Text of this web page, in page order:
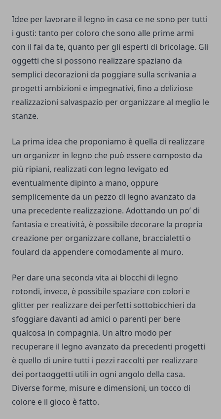
Idee per lavorare il legno in casa ce ne sono per tutti
i gusti: tanto per coloro che sono alle prime armi
con il fai da te, quanto per gli esperti di bricolage. Gli
oggetti che si possono realizzare spaziano da
semplici decorazioni da poggiare sulla scrivania a
progetti ambizioni e impegnativi, fino a deliziose
realizzazioni salvaspazio per organizzare al meglio le
stanze.
La prima idea che proponiamo è quella di realizzare
un organizer in legno che può essere composto da
più ripiani, realizzati con legno levigato ed
eventualmente dipinto a mano, oppure
semplicemente da un pezzo di legno avanzato da
una precedente realizzazione. Adottando un po’ di
fantasia e creatività, è possibile decorare la propria
creazione per organizzare collane, braccialetti o
foulard da appendere comodamente al muro.
Per dare una seconda vita ai blocchi di legno
rotondi, invece, è possibile spaziare con colori e
glitter per realizzare dei perfetti sottobicchieri da
sfoggiare davanti ad amici o parenti per bere
qualcosa in compagnia. Un altro modo per
recuperare il legno avanzato da precedenti progetti
è quello di unire tutti i pezzi raccolti per realizzare
dei portaoggetti utili in ogni angolo della casa.
Diverse forme, misure e dimensioni, un tocco di
colore e il gioco è fatto.